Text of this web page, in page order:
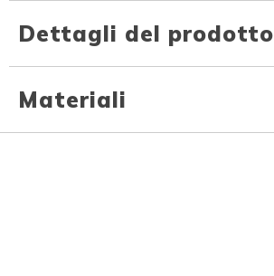
Dettagli del prodotto
Materiali